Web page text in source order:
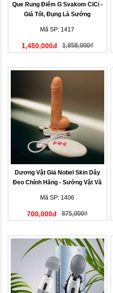
Que Rung Điểm G Svakom CiCi -
Giá Tốt, Đụng Là Sướng
Mã SP: 1417
1,450,000đ 1,858,000₫
Dương Vật Giả Nobel Skin Dây
Đeo Chính Hãng - Sướng Vật Vã
Mã SP: 1406
700,000đ 875,000₫